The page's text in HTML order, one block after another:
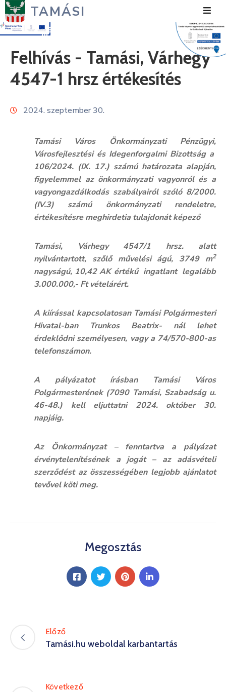
TAMÁSI
Polgármesteri
Közérdekű
Turizmus
Fejlesztések
Keresés
Felhívás - Tamási, Várhegy
4547-1 hrsz értékesítés
2024. szeptember 30.
Tamási Város Önkormányzati Pénzügyi,
Városfejlesztési és Idegenforgalmi Bizottság a
106/2024. (IX. 17.) számú határozata alapján,
figyelemmel az önkormányzati vagyonról és a
vagyongazdálkodás szabályairól szóló 8/2000.
(IV.3) számú önkormányzati rendeletre,
értékesítésre meghirdetia tulajdonát képező
Tamási, Várhegy 4547/1 hrsz. alatt
nyilvántartott, szőlő művelési ágú, 3749 m2
nagyságú, 10,42 AK értékű ingatlant legalább
3.000.000,- Ft vételárért.
A kiírással kapcsolatosan Tamási Polgármesteri
Hivatal-ban Trunkos Beatrix- nál lehet
érdeklődni személyesen, vagy a 74/570-800-as
telefonszámon.
A pályázatot írásban Tamási Város
Polgármesterének (7090 Tamási, Szabadság u.
46-48.) kell eljuttatni 2024. október 30.
napjáig.
Az Önkormányzat – fenntartva a pályázat
érvénytelenítésének a jogát – az adásvételi
szerződést az összességében legjobb ajánlatot
tevővel köti meg.
Megosztás
Előző
Tamási.hu weboldal karbantartás
Következő